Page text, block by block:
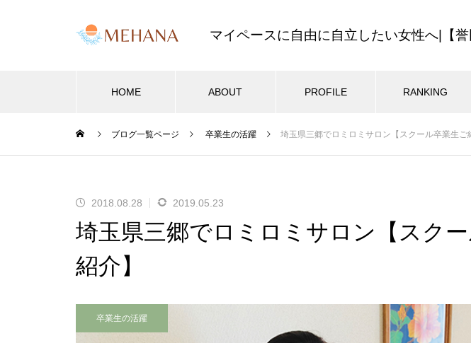
マイペースに自由に自立したい女性へ|【誉
HOME ABOUT PROFILE RANKING
セラピストブログ ハワイの教え ロミロ
2024年も飛鳥山ハワイフェステ
ィバルに参加！
り
のMEHANAをご報告します
自分
最近
考にしない料金設
サロン開業経営のバイブル！無料
2024.11.08
迷いをなくす一番の方法
おすす
ブログ一覧ページ 卒業生の活躍 埼玉県三郷でロミロミサロン【スクール卒業生ご
2018.08.28 2019.05.23
埼玉県三郷でロミロミサロン【スク
紹介】
卒業生の活躍